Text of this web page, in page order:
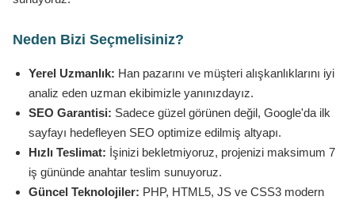
Neden Bizi Seçmelisiniz?
Yerel Uzmanlık: Han pazarını ve müşteri alışkanlıklarını iyi
analiz eden uzman ekibimizle yanınızdayız.
SEO Garantisi: Sadece güzel görünen değil, Google'da ilk
sayfayı hedefleyen SEO optimize edilmiş altyapı.
Hızlı Teslimat: İşinizi bekletmiyoruz, projenizi maksimum 7
iş gününde anahtar teslim sunuyoruz.
Güncel Teknolojiler: PHP, HTML5, JS ve CSS3 modern